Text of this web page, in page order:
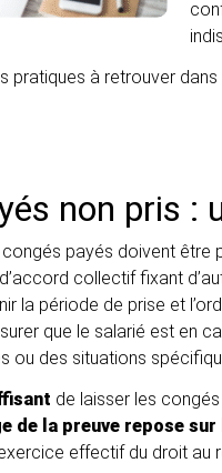
pratiques à retrouver dans
non pris :
congés payés doivent être
d’accord collectif fixant
la période de prise et
que le salarié est en
ou des situations
de laisser les
de la preuve repose sur
effectif du droit au